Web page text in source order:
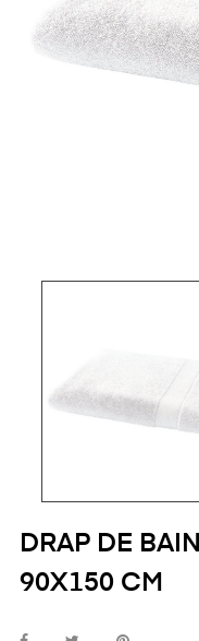
DRAP DE
90X150 CM